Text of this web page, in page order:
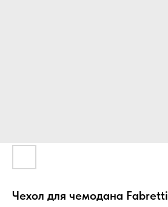
Чехол для чемодана Fabretti